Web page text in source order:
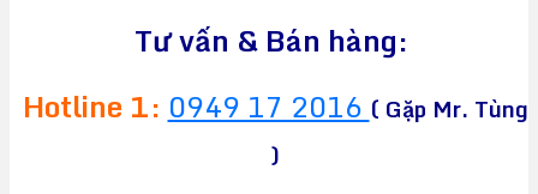
Tư vấn & Bán hàng:
Hotline 1: 0949 17 2016 ( Gặp Mr. Tùng
)